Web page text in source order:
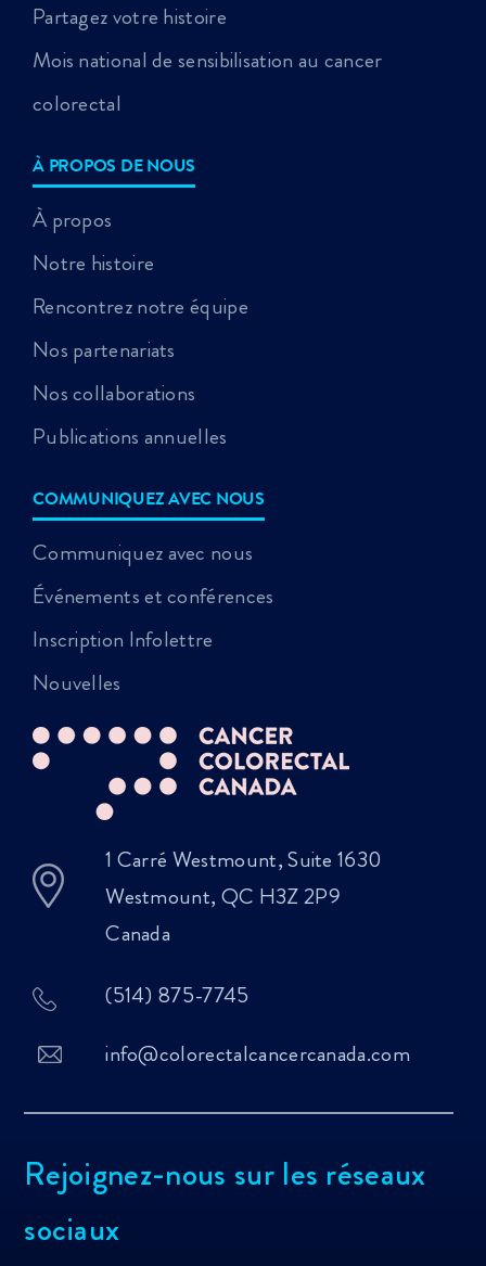
Partagez votre histoire
Mois national de sensibilisation au cancer
colorectal
À PROPOS DE NOUS
À propos
Notre histoire
Rencontrez notre équipe
Nos partenariats
Nos collaborations
Publications annuelles
COMMUNIQUEZ AVEC NOUS
Communiquez avec nous
Événements et conférences
Inscription Infolettre
Nouvelles
1 Carré Westmount, Suite 1630
Westmount, QC H3Z 2P9
Canada
(514) 875-7745
info@colorectalcancercanada.com
Rejoignez-nous sur les réseaux
sociaux